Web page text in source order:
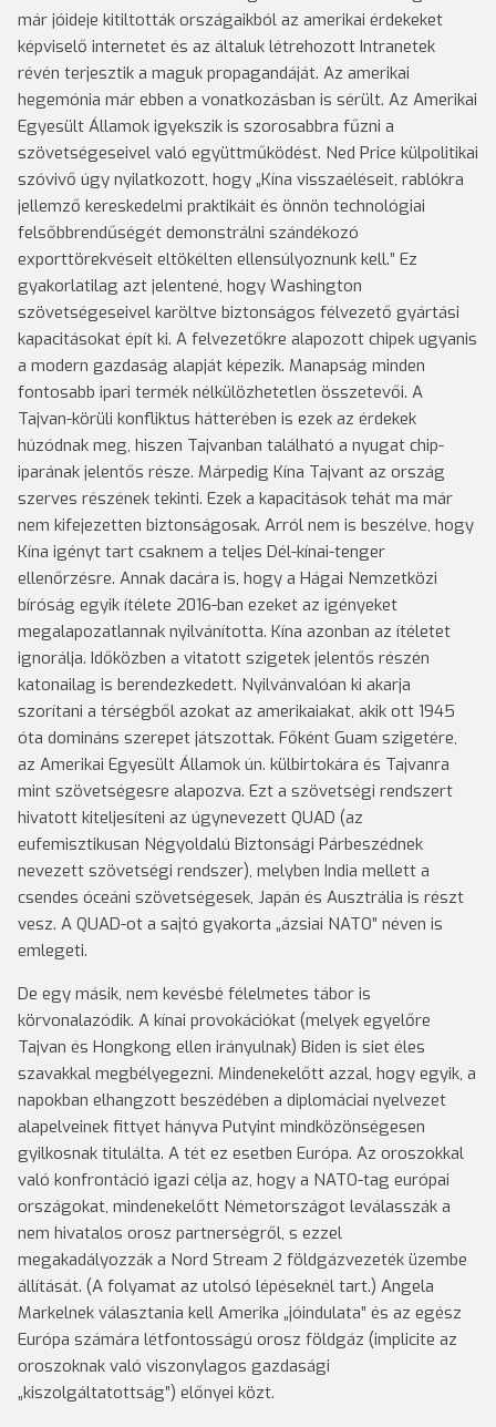
már jóideje kitiltották országaikból az amerikai érdekeket
képviselő internetet és az általuk létrehozott Intranetek
révén terjesztik a maguk propagandáját. Az amerikai
hegemónia már ebben a vonatkozásban is sérült. Az Amerikai
Egyesült Államok igyekszik is szorosabbra fűzni a
szövetségeseivel való együttműködést. Ned Price külpolitikai
szóvivő úgy nyilatkozott, hogy „Kína visszaéléseit, rablókra
jellemző kereskedelmi praktikáit és önnön technológiai
felsőbbrendűségét demonstrálni szándékozó
exporttörekvéseit eltökélten ellensúlyoznunk kell.” Ez
gyakorlatilag azt jelentené, hogy Washington
szövetségeseivel karöltve biztonságos félvezető gyártási
kapacitásokat épít ki. A felvezetőkre alapozott chipek ugyanis
a modern gazdaság alapját képezik. Manapság minden
fontosabb ipari termék nélkülözhetetlen összetevői. A
Tajvan-körüli konfliktus hátterében is ezek az érdekek
húzódnak meg, hiszen Tajvanban található a nyugat chip-
iparának jelentős része. Márpedig Kína Tajvant az ország
szerves részének tekinti. Ezek a kapacitások tehát ma már
nem kifejezetten biztonságosak. Arról nem is beszélve, hogy
Kína igényt tart csaknem a teljes Dél-kínai-tenger
ellenőrzésre. Annak dacára is, hogy a Hágai Nemzetközi
bíróság egyik ítélete 2016-ban ezeket az igényeket
megalapozatlannak nyilvánította. Kína azonban az ítéletet
ignorálja. Időközben a vitatott szigetek jelentős részén
katonailag is berendezkedett. Nyilvánvalóan ki akarja
szorítani a térségből azokat az amerikaiakat, akik ott 1945
óta domináns szerepet játszottak. Főként Guam szigetére,
az Amerikai Egyesült Államok ún. külbirtokára és Tajvanra
mint szövetségesre alapozva. Ezt a szövetségi rendszert
hivatott kiteljesíteni az úgynevezett QUAD (az
eufemisztikusan Négyoldalú Biztonsági Párbeszédnek
nevezett szövetségi rendszer), melyben India mellett a
csendes óceáni szövetségesek, Japán és Ausztrália is részt
vesz. A QUAD-ot a sajtó gyakorta „ázsiai NATO” néven is
emlegeti.
De egy másik, nem kevésbé félelmetes tábor is
körvonalazódik. A kínai provokációkat (melyek egyelőre
Tajvan és Hongkong ellen irányulnak) Biden is siet éles
szavakkal megbélyegezni. Mindenekelőtt azzal, hogy egyik, a
napokban elhangzott beszédében a diplomáciai nyelvezet
alapelveinek fittyet hányva Putyint mindközönségesen
gyilkosnak titulálta. A tét ez esetben Európa. Az oroszokkal
való konfrontáció igazi célja az, hogy a NATO-tag európai
országokat, mindenekelőtt Németországot leválasszák a
nem hivatalos orosz partnerségről, s ezzel
megakadályozzák a Nord Stream 2 földgázvezeték üzembe
állítását. (A folyamat az utolsó lépéseknél tart.) Angela
Markelnek választania kell Amerika „jóindulata” és az egész
Európa számára létfontosságú orosz földgáz (implicite az
oroszoknak való viszonylagos gazdasági
„kiszolgáltatottság”) előnyei közt.